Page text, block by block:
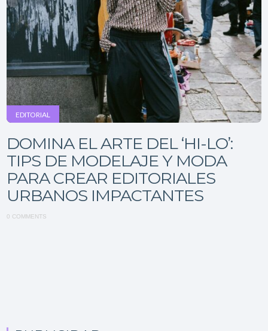
EDITORIAL
DOMINA EL ARTE DEL ‘HI-LO’:
TIPS DE MODELAJE Y MODA
PARA CREAR EDITORIALES
URBANOS IMPACTANTES
0 COMMENTS